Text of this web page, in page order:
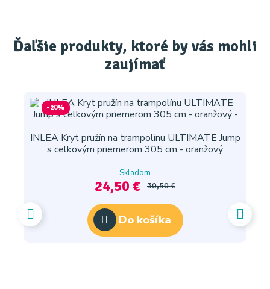
Ďaľšie produkty, ktoré by vás mohli
zaujímať
-20%
INLEA Kryt pružín na trampolínu ULTIMATE Jump
s celkovým priemerom 305 cm - oranžový
Skladom
24,50 € 30,50 €
Do košíka